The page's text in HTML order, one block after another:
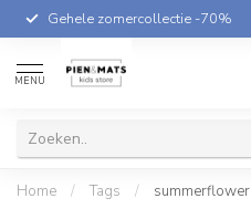
Gehele zomercollectie -70%
MENU
Home / Tags / summerflower